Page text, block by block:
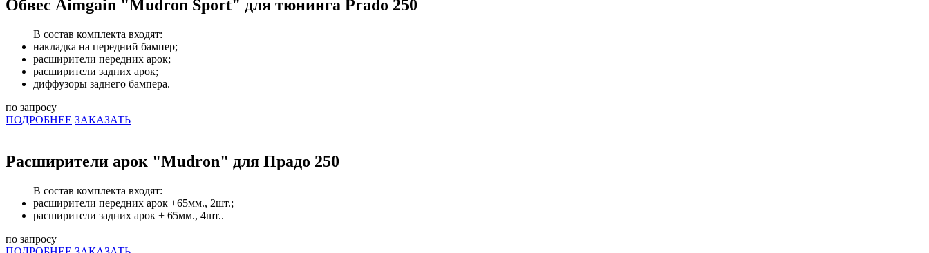
Обвес Aimgain "Mudron Sport" для тюнинга Prado 250
В состав комплекта входят:
накладка на передний бампер;
расширители передних арок;
расширители задних арок;
диффузоры заднего бампера.
по запросу
ПОДРОБНЕЕ ЗАКАЗАТЬ
Расширители арок "Mudron" для Прадо 250
В состав комплекта входят:
расширители передних арок +65мм., 2шт.;
расширители задних арок + 65мм., 4шт..
по запросу